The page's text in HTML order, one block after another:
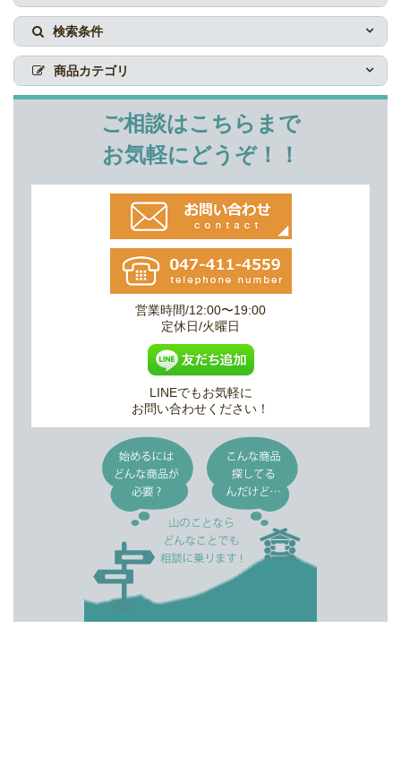
検索条件
商品カテゴリ
ご相談はこちらまで
お気軽にどうぞ！！
営業時間/12:00〜19:00
定休日/火曜日
LINEでもお気軽に
お問い合わせください！